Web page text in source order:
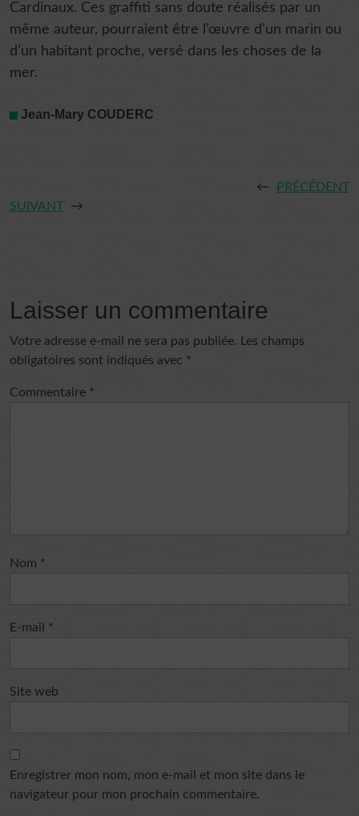
Cardinaux. Ces graffiti sans doute réalisés par un
même auteur, pourraient être l’œuvre d’un marin ou
d’un habitant proche, versé dans les choses de la
mer.
Jean-Mary COUDERC
←
PRÉCÉDENT
SUIVANT
→
Laisser un commentaire
Votre adresse e-mail ne sera pas publiée.
Les champs
obligatoires sont indiqués avec *
Commentaire *
Nom *
E-mail *
Site web
Enregistrer mon nom, mon e-mail et mon site dans le
navigateur pour mon prochain commentaire.